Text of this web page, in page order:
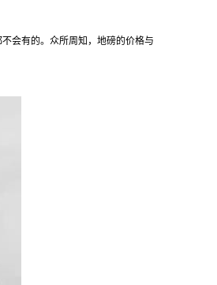
会有的。众所周知，地磅的价格与